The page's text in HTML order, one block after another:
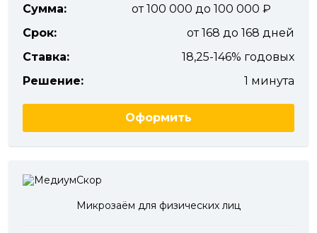
Сумма:
от 100 000 до 100 000
Срок:
от 168 до 168 дней
Ставка:
18,25-146% годовых
Решение:
1 минута
Оформить
Микрозаём для физических лиц